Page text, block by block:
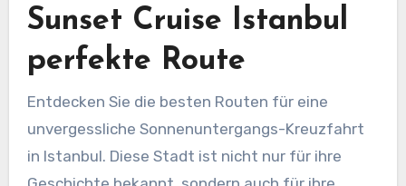
Sunset Cruise Istanbul
perfekte Route
Entdecken Sie die besten Routen für eine
unvergessliche Sonnenuntergangs-Kreuzfahrt
in Istanbul. Diese Stadt ist nicht nur für ihre